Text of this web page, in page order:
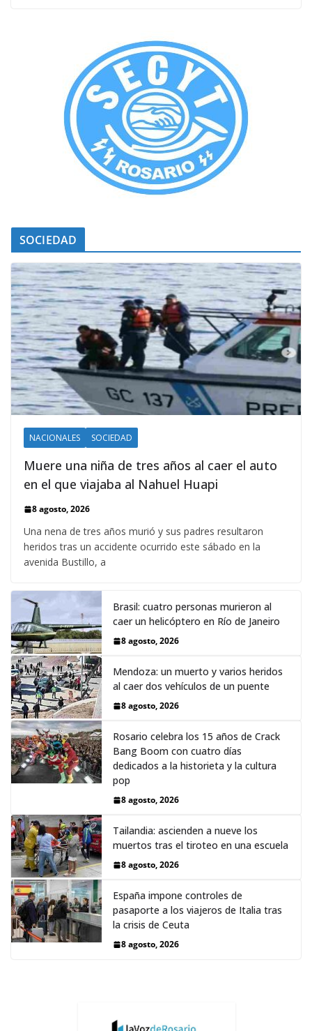
SOCIEDAD
NACIONALES SOCIEDAD
Muere una niña de tres años al caer el auto
en el que viajaba al Nahuel Huapi
8 agosto, 2026
Una nena de tres años murió y sus padres resultaron
heridos tras un accidente ocurrido este sábado en la
avenida Bustillo, a
Brasil: cuatro personas murieron al
caer un helicóptero en Río de Janeiro
8 agosto, 2026
Mendoza: un muerto y varios heridos
al caer dos vehículos de un puente
8 agosto, 2026
Rosario celebra los 15 años de Crack
Bang Boom con cuatro días
dedicados a la historieta y la cultura
pop
8 agosto, 2026
Tailandia: ascienden a nueve los
muertos tras el tiroteo en una escuela
8 agosto, 2026
España impone controles de
pasaporte a los viajeros de Italia tras
la crisis de Ceuta
8 agosto, 2026